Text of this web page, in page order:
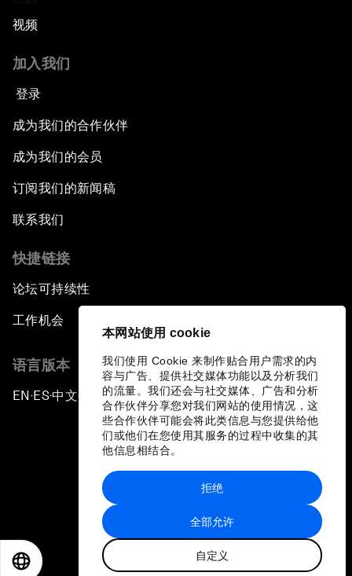
本网站使用 cookie
我们使用 Cookie 来制作贴合用户需求的内
容与广告、提供社交媒体功能以及分析我们
的流量。我们还会与社交媒体、广告和分析
合作伙伴分享您对我们网站的使用情况，这
些合作伙伴可能会将此类信息与您提供给他
们或他们在您使用其服务的过程中收集的其
他信息相结合。
全部允许
自定义
拒绝
视频
加入我们
登录
成为我们的合作伙伴
成为我们的会员
订阅我们的新闻稿
联系我们
快捷链接
论坛可持续性
工作机会
语言版本
EN ▪ES▪中文▪ 日本語
站点地图
世界经济论坛